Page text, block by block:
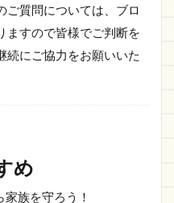
ご質問については、ブロ
ますので皆様でご判断を
続にご協力をお願いいた
め
族を守ろう！